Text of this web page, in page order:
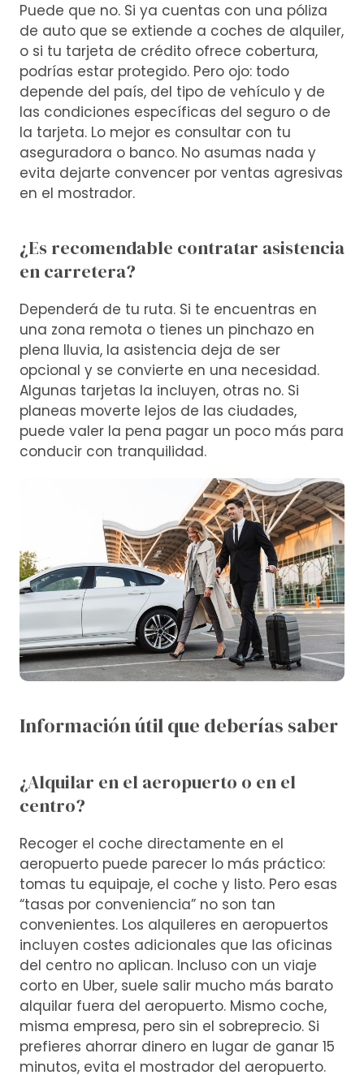
Puede que no. Si ya cuentas con una póliza
de auto que se extiende a coches de alquiler,
o si tu tarjeta de crédito ofrece cobertura,
podrías estar protegido. Pero ojo: todo
depende del país, del tipo de vehículo y de
las condiciones específicas del seguro o de
la tarjeta. Lo mejor es consultar con tu
aseguradora o banco. No asumas nada y
evita dejarte convencer por ventas agresivas
en el mostrador.
¿Es recomendable contratar asistencia
en carretera?
Dependerá de tu ruta. Si te encuentras en
una zona remota o tienes un pinchazo en
plena lluvia, la asistencia deja de ser
opcional y se convierte en una necesidad.
Algunas tarjetas la incluyen, otras no. Si
planeas moverte lejos de las ciudades,
puede valer la pena pagar un poco más para
conducir con tranquilidad.
Información útil que deberías saber
¿Alquilar en el aeropuerto o en el
centro?
Recoger el coche directamente en el
aeropuerto puede parecer lo más práctico:
tomas tu equipaje, el coche y listo. Pero esas
“tasas por conveniencia” no son tan
convenientes. Los alquileres en aeropuertos
incluyen costes adicionales que las oficinas
del centro no aplican. Incluso con un viaje
corto en Uber, suele salir mucho más barato
alquilar fuera del aeropuerto. Mismo coche,
misma empresa, pero sin el sobreprecio. Si
prefieres ahorrar dinero en lugar de ganar 15
minutos, evita el mostrador del aeropuerto.